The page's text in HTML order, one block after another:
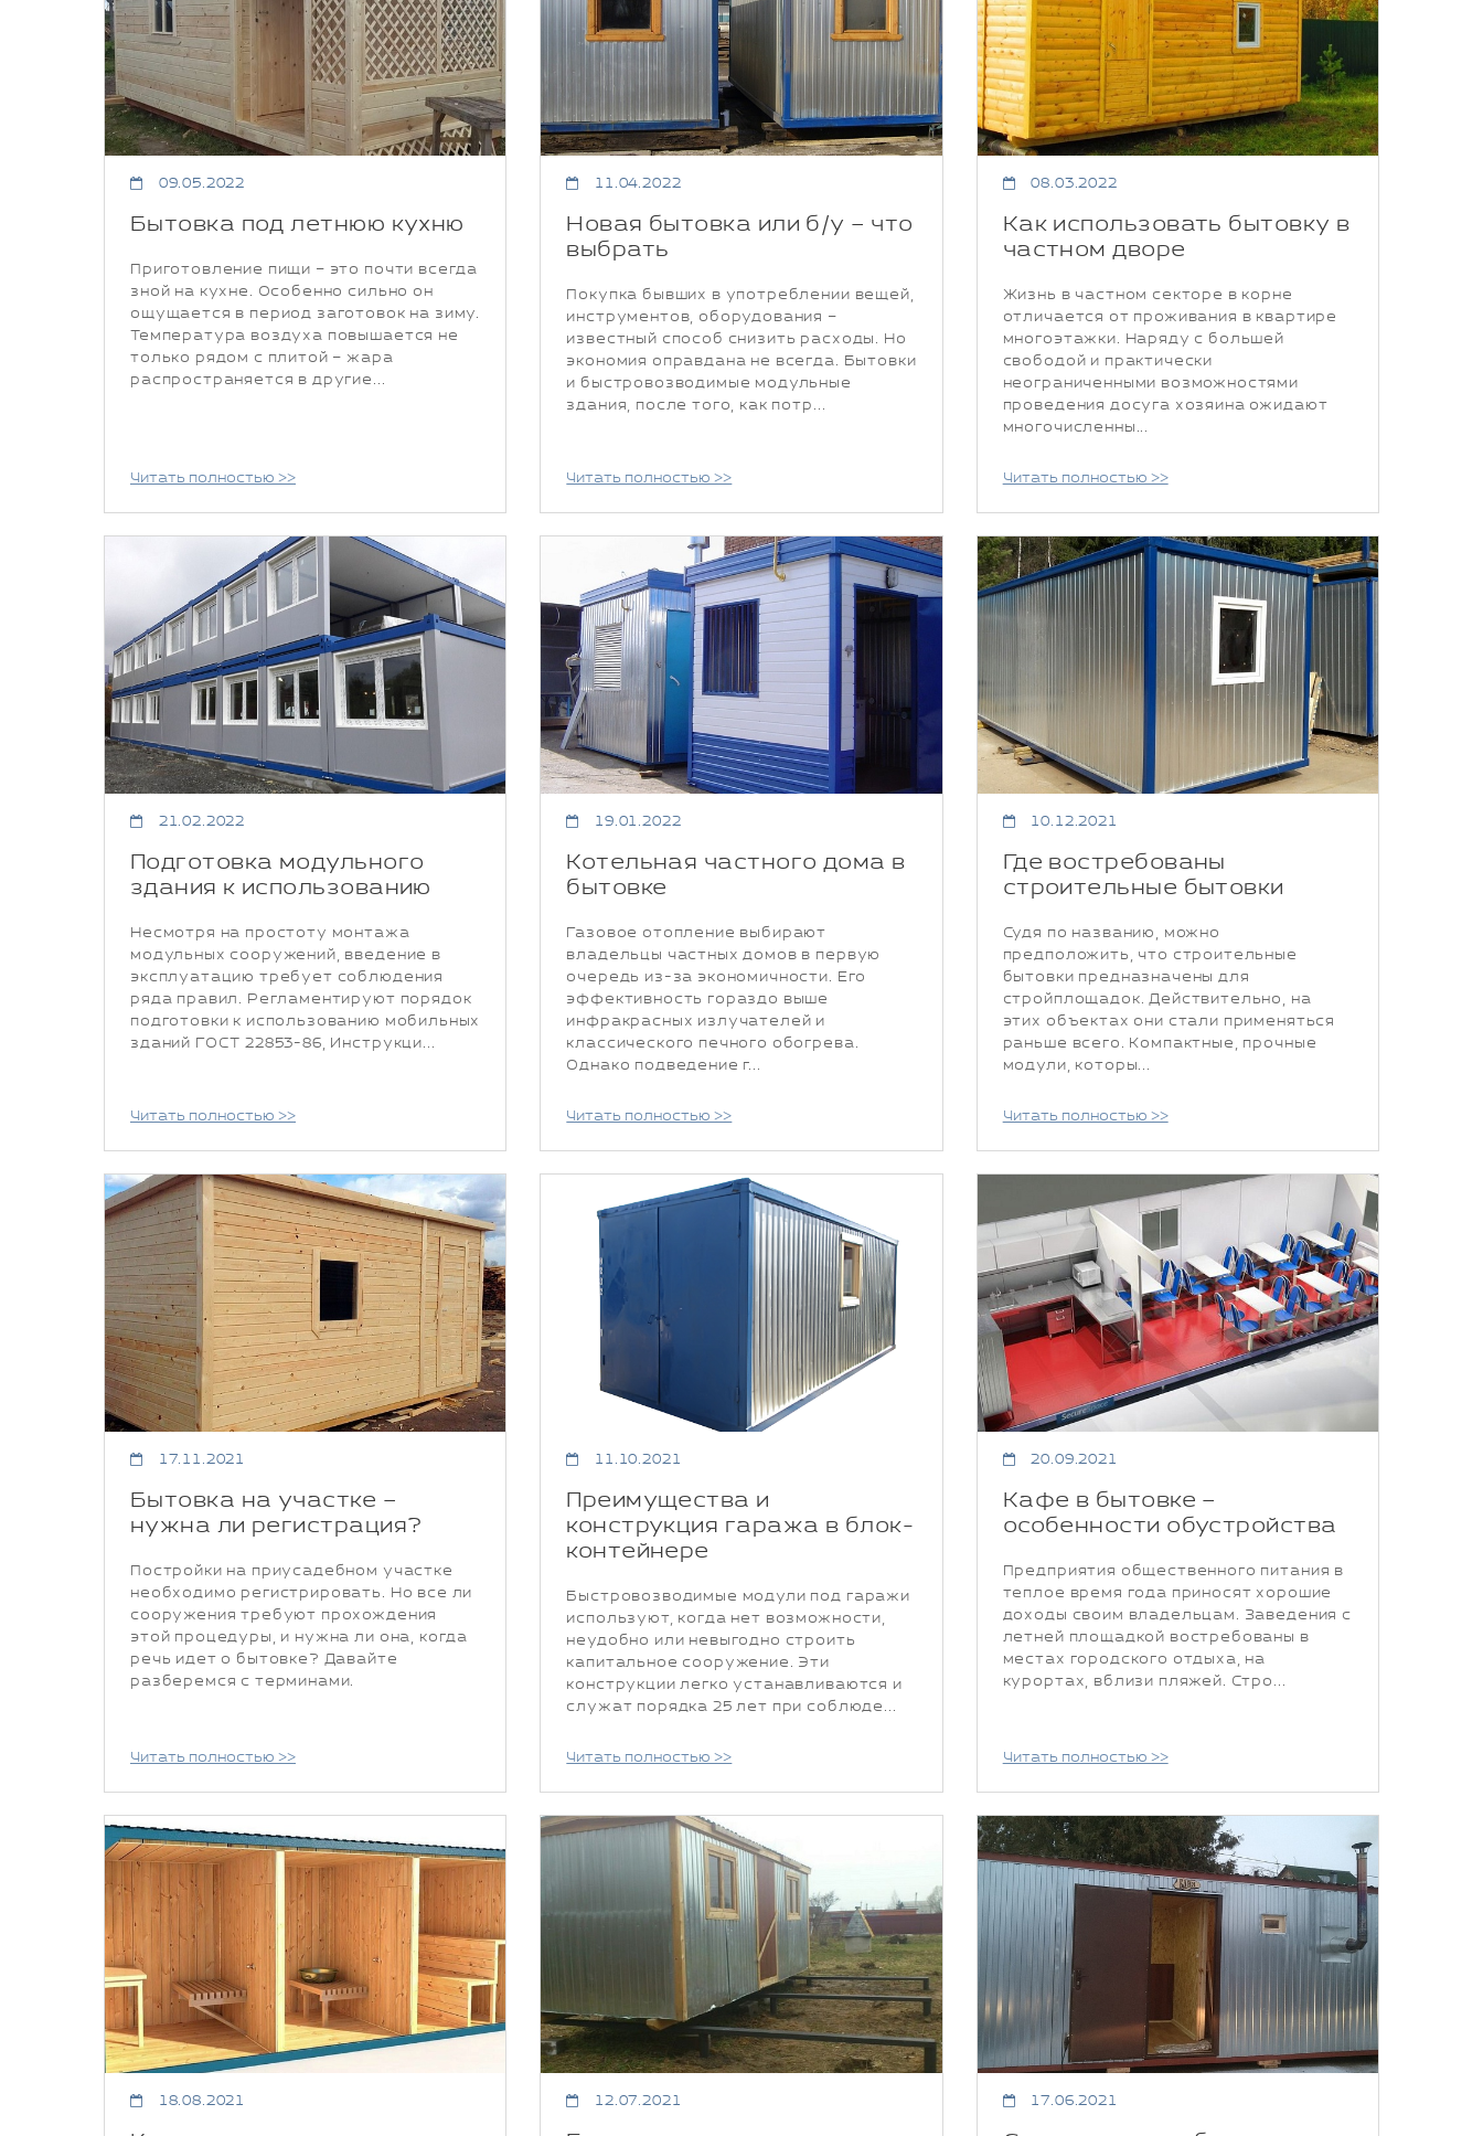
09.05.2022
Бытовка под летнюю кухню
Приготовление пищи – это почти всегда
зной на кухне. Особенно сильно он
ощущается в период заготовок на зиму.
Температура воздуха повышается не
только рядом с плитой – жара
распространяется в другие...
Читать полностью >>
11.04.2022
Новая бытовка или б/у – что
выбрать
Покупка бывших в употреблении вещей,
инструментов, оборудования –
известный способ снизить расходы. Но
экономия оправдана не всегда. Бытовки
и быстровозводимые модульные
здания, после того, как потр...
Читать полностью >>
08.03.2022
Как использовать бытовку в
частном дворе
Жизнь в частном секторе в корне
отличается от проживания в квартире
многоэтажки. Наряду с большей
свободой и практически
неограниченными возможностями
проведения досуга хозяина ожидают
многочисленны...
Читать полностью >>
21.02.2022
Подготовка модульного
здания к использованию
Несмотря на простоту монтажа
модульных сооружений, введение в
эксплуатацию требует соблюдения
ряда правил. Регламентируют порядок
подготовки к использованию мобильных
зданий ГОСТ 22853-86, Инструкци...
Читать полностью >>
19.01.2022
Котельная частного дома в
бытовке
Газовое отопление выбирают
владельцы частных домов в первую
очередь из-за экономичности. Его
эффективность гораздо выше
инфракрасных излучателей и
классического печного обогрева.
Однако подведение г...
Читать полностью >>
10.12.2021
Где востребованы
строительные бытовки
Судя по названию, можно
предположить, что строительные
бытовки предназначены для
стройплощадок. Действительно, на
этих объектах они стали применяться
раньше всего. Компактные, прочные
модули, которы...
Читать полностью >>
17.11.2021
Бытовка на участке –
нужна ли регистрация?
Постройки на приусадебном участке
необходимо регистрировать. Но все ли
сооружения требуют прохождения
этой процедуры, и нужна ли она, когда
речь идет о бытовке? Давайте
разберемся с терминами.
Читать полностью >>
11.10.2021
Преимущества и
конструкция гаража в блок-
контейнере
Быстровозводимые модули под гаражи
используют, когда нет возможности,
неудобно или невыгодно строить
капитальное сооружение. Эти
конструкции легко устанавливаются и
служат порядка 25 лет при соблюде...
Читать полностью >>
20.09.2021
Кафе в бытовке –
особенности обустройства
Предприятия общественного питания в
теплое время года приносят хорошие
доходы своим владельцам. Заведения с
летней площадкой востребованы в
местах городского отдыха, на
курортах, вблизи пляжей. Стро...
Читать полностью >>
18.08.2021 12.07.2021 17.06.2021